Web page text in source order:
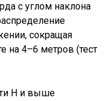
с углом наклона
сокращая
на 4–6 метров (тест
H и выше